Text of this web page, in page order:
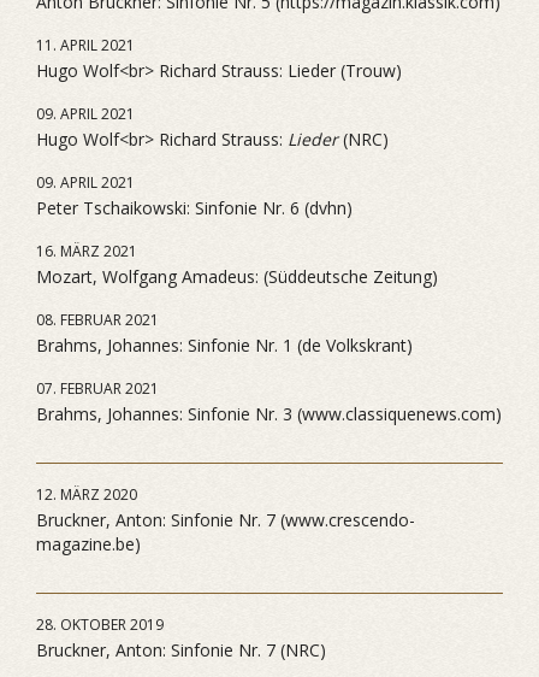
11. APRIL 2021
Hugo Wolf<br> Richard Strauss: Lieder (Trouw)
09. APRIL 2021
Hugo Wolf<br> Richard Strauss: Lieder(NRC)
09. APRIL 2021
Peter Tschaikowski: Sinfonie Nr. 6 (dvhn)
16. MÄRZ 2021
Mozart, Wolfgang Amadeus: (Süddeutsche Zeitung)
08. FEBRUAR 2021
Brahms, Johannes: Sinfonie Nr. 1 (de Volkskrant)
07. FEBRUAR 2021
Brahms, Johannes: Sinfonie Nr. 3 (www.classiquenews.com)
12. MÄRZ 2020
Bruckner, Anton: Sinfonie Nr. 7 (www.crescendo-
magazine.be)
28. OKTOBER 2019
Bruckner, Anton: Sinfonie Nr. 7 (NRC)